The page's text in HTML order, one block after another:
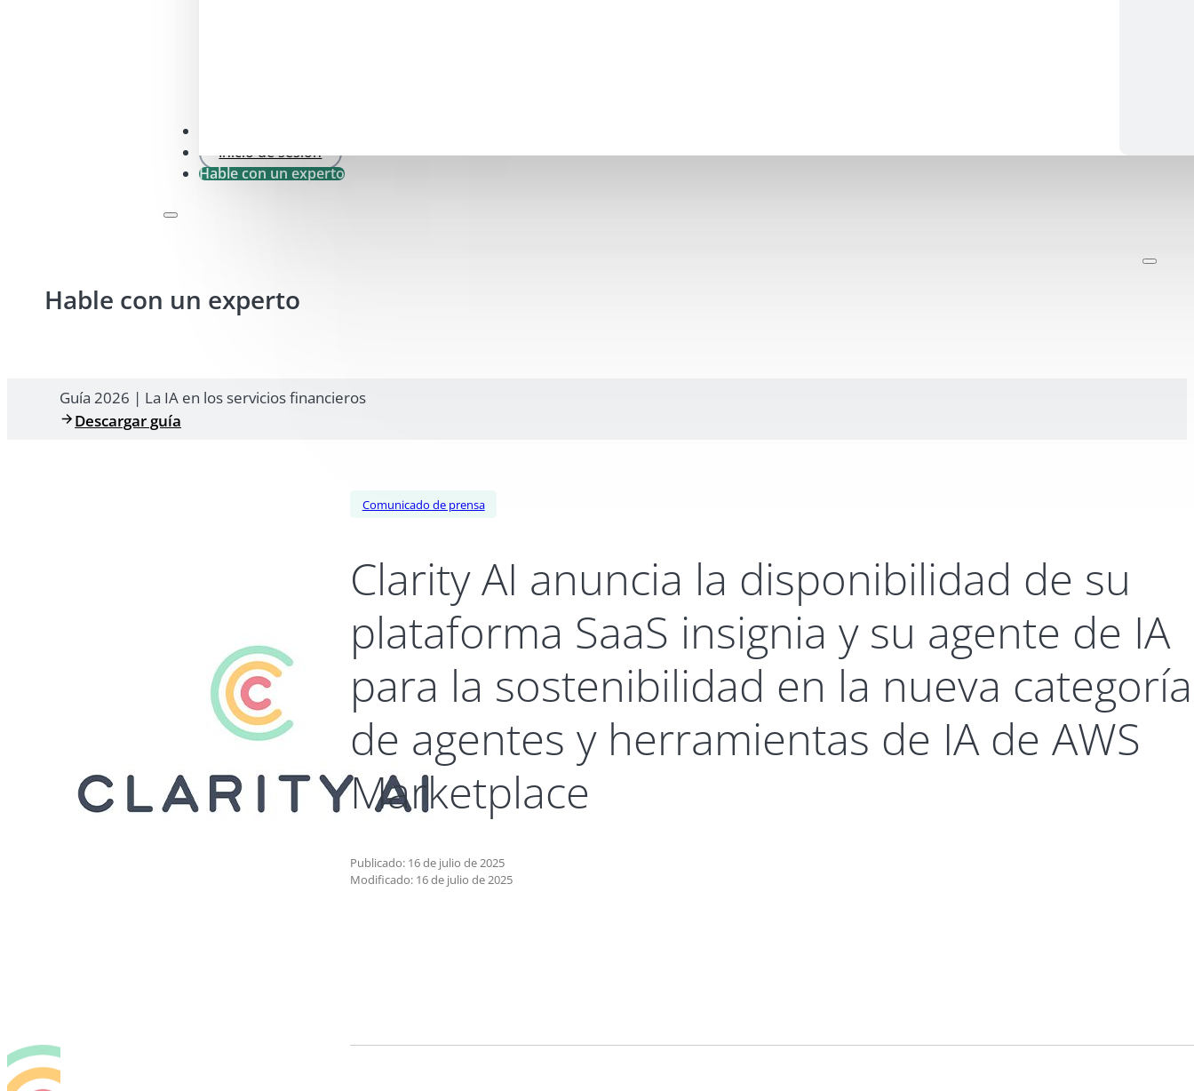
Inicio de sesión
Hable con un experto
Hable con un experto
Guía 2026 | La IA en los servicios financieros
Descargar guía
Comunicado de prensa
Clarity AI anuncia la disponibilidad de su
plataforma SaaS insignia y su agente de IA
para la sostenibilidad en la nueva categoría
de agentes y herramientas de IA de AWS
Marketplace
Publicado: 16 de julio de 2025
Modificado: 16 de julio de 2025